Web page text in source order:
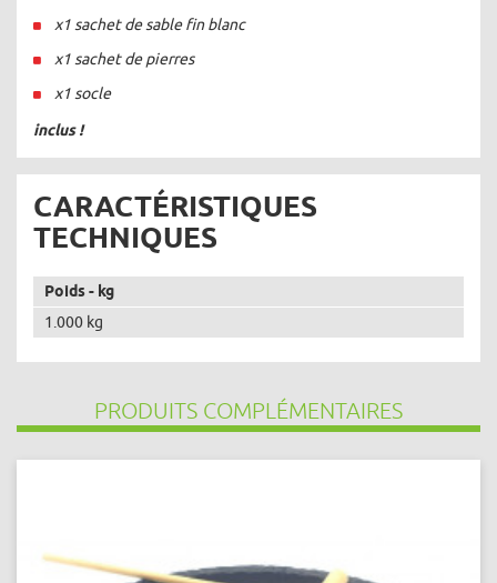
x1 sachet de sable fin blanc
x1 sachet de pierres
x1 socle
inclus !
CARACTÉRISTIQUES
TECHNIQUES
Poids - kg
1.000 kg
PRODUITS COMPLÉMENTAIRES